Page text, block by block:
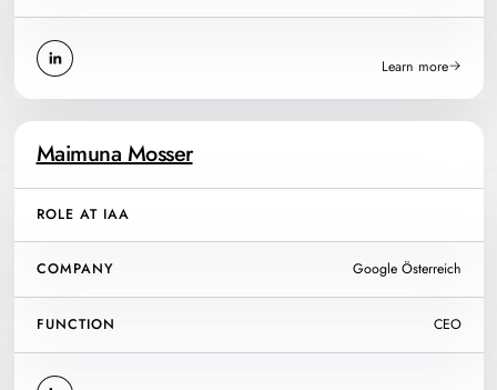
Learn more
Maimuna Mosser
ROLE AT IAA
COMPANY Google Österreich
FUNCTION CEO